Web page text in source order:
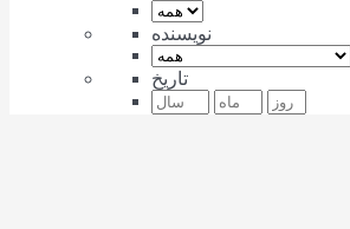
نویسنده
تاریخ